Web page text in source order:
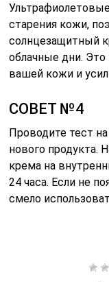
старения кожи,
солнцезащитный
облачные дни.
вашей кожи и
СОВЕТ №4
Проводите тест
нового продукта.
крема на
24 часа. Если не
смело